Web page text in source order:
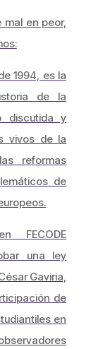
en peor,
1994, es la
de la
discutida y
vivos de la
reformas
de
FECODE
una ley
Gaviria,
de
en